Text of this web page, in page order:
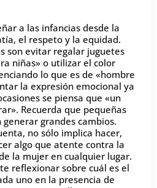
a las infancias desde la
el respeto y la equidad.
son evitar regalar juguetes
niñas» o utilizar el color
lo que es de «hombre
la expresión emocional ya
se piensa que «un
Recuerda que pequeñas
generar grandes cambios.
no sólo implica hacer,
algo que atente contra la
la mujer en cualquier lugar.
reflexionar sobre cuál es el
uno en la presencia de